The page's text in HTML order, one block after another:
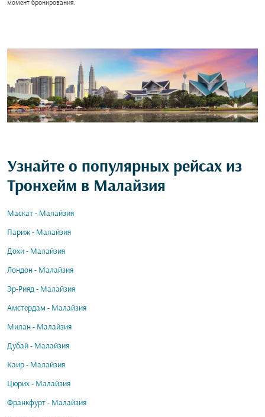
момент бронирования.
Узнайте о популярных рейсах из
Тронхейм в Малайзия
Маскат - Малайзия
Париж - Малайзия
Дохи - Малайзия
Лондон - Малайзия
Эр-Рияд - Малайзия
Амстердам - Малайзия
Милан - Малайзия
Дубай - Малайзия
Каир - Малайзия
Цюрих - Малайзия
Франкфурт - Малайзия